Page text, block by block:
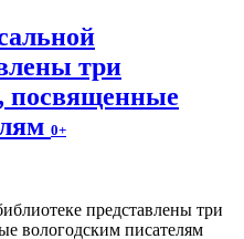
три
посвященные
0+